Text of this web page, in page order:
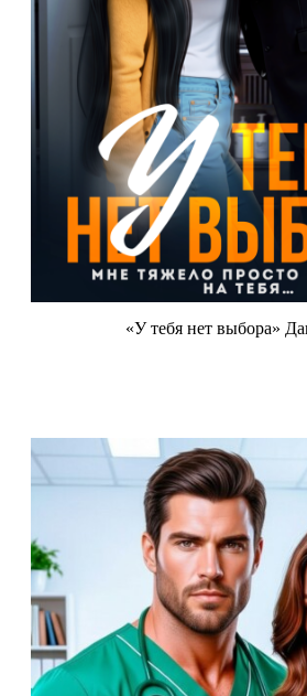
«У тебя нет выбора»